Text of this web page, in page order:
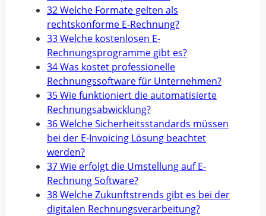
32 Welche Formate gelten als
rechtskonforme E-Rechnung?
33 Welche kostenlosen E-
Rechnungsprogramme gibt es?
34 Was kostet professionelle
Rechnungssoftware für Unternehmen?
35 Wie funktioniert die automatisierte
Rechnungsabwicklung?
36 Welche Sicherheitsstandards müssen
bei der E-Invoicing Lösung beachtet
werden?
37 Wie erfolgt die Umstellung auf E-
Rechnung Software?
38 Welche Zukunftstrends gibt es bei der
digitalen Rechnungsverarbeitung?